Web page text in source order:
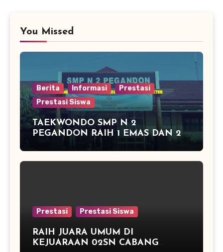
You Missed
Berita Informasi
Prestasi
Prestasi Siswa
TAEKWONDO SMP N 2
PEGANDON RAIH 1 EMAS DAN 2
PERAK DI KAPOLRES CUP
Prestasi Prestasi Siswa
RAIH JUARA UMUM DI
KEJUARAAN 02SN CABANG